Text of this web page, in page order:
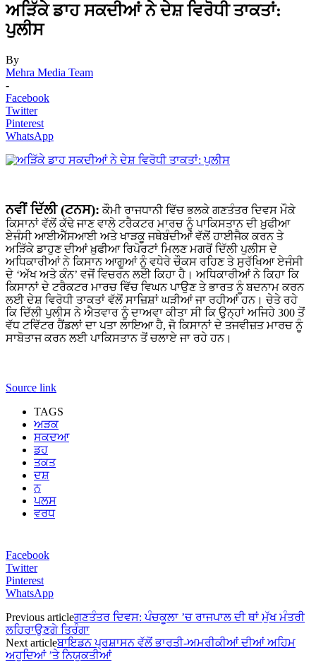
ਅੜਿੱਕੇ ਡਾਹ ਸਕਦੀਆਂ ਨੇ ਦੇਸ਼ ਵਿਰੋਧੀ ਤਾਕਤਾਂ:
ਪੁਲੀਸ
By
Mehra Media Team
-
Facebook
Twitter
Pinterest
WhatsApp
ਨਵੀਂ ਦਿੱਲੀ (ਟਨਸ): ਕੌਮੀ ਰਾਜਧਾਨੀ ਵਿੱਚ ਭਲਕੇ ਗਣਤੰਤਰ ਦਿਵਸ ਮੌਕੇ
ਕਿਸਾਨਾਂ ਵੱਲੋਂ ਕੱਢੇ ਜਾਣ ਵਾਲੇ ਟਰੈਕਟਰ ਮਾਰਚ ਨੂੰ ਪਾਕਿਸਤਾਨ ਦੀ ਖ਼ੁਫੀਆ
ਏਜੰਸੀ ਆਈਐੱਸਆਈ ਅਤੇ ਖਾੜਕੂ ਜਥੇਬੰਦੀਆਂ ਵੱਲੋਂ ਹਾਈਜੈਕ ਕਰਨ ਤੇ
ਅੜਿੱਕੇ ਡਾਹੁਣ ਦੀਆਂ ਖ਼ੁਫੀਆ ਰਿਪੋਰਟਾਂ ਮਿਲਣ ਮਗਰੋਂ ਦਿੱਲੀ ਪੁਲੀਸ ਦੇ
ਅਧਿਕਾਰੀਆਂ ਨੇ ਕਿਸਾਨ ਆਗੂਆਂ ਨੂੰ ਵਧੇਰੇ ਚੌਕਸ ਰਹਿਣ ਤੇ ਸੁਰੱਖਿਆ ਏਜੰਸੀ
ਦੇ ‘ਅੱਖ ਅਤੇ ਕੰਨ’ ਵਜੋਂ ਵਿਚਰਨ ਲਈ ਕਿਹਾ ਹੈ। ਅਧਿਕਾਰੀਆਂ ਨੇ ਕਿਹਾ ਕਿ
ਕਿਸਾਨਾਂ ਦੇ ਟਰੈਕਟਰ ਮਾਰਚ ਵਿੱਚ ਵਿਘਨ ਪਾਉਣ ਤੇ ਭਾਰਤ ਨੂੰ ਬਦਨਾਮ ਕਰਨ
ਲਈ ਦੇਸ਼ ਵਿਰੋਧੀ ਤਾਕਤਾਂ ਵੱਲੋਂ ਸਾਜ਼ਿਸ਼ਾਂ ਘੜੀਆਂ ਜਾ ਰਹੀਆਂ ਹਨ। ਚੇਤੇ ਰਹੇ
ਕਿ ਦਿੱਲੀ ਪੁਲੀਸ ਨੇ ਐਤਵਾਰ ਨੂੰ ਦਾਅਵਾ ਕੀਤਾ ਸੀ ਕਿ ਉਨ੍ਹਾਂ ਅਜਿਹੇ 300 ਤੋਂ
ਵੱਧ ਟਵਿੱਟਰ ਹੈਂਡਲਾਂ ਦਾ ਪਤਾ ਲਾਇਆ ਹੈ, ਜੋ ਕਿਸਾਨਾਂ ਦੇ ਤਜਵੀਜ਼ਤ ਮਾਰਚ ਨੂੰ
ਸਾਬੋਤਾਜ ਕਰਨ ਲਈ ਪਾਕਿਸਤਾਨ ਤੋਂ ਚਲਾਏ ਜਾ ਰਹੇ ਹਨ।
Source link
TAGS
ਅੜਕ
ਸਕਦਆ
ਡਹ
ਤਕਤ
ਦਸ਼
ਨ
ਪਲਸ
ਵਰਧ
Facebook
Twitter
Pinterest
WhatsApp
Previous articleਗਣਤੰਤਰ ਦਿਵਸ: ਪੰਚਕੂਲਾ ’ਚ ਰਾਜਪਾਲ ਦੀ ਥਾਂ ਮੁੱਖ ਮੰਤਰੀ
ਲਹਿਰਾਉਣਗੇ ਤਿਰੰਗਾ
Next articleਬਾਇਡਨ ਪ੍ਰਸ਼ਾਸਨ ਵੱਲੋਂ ਭਾਰਤੀ-ਅਮਰੀਕੀਆਂ ਦੀਆਂ ਅਹਿਮ
ਅਹੁਦਿਆਂ ’ਤੇ ਨਿਯੁਕਤੀਆਂ